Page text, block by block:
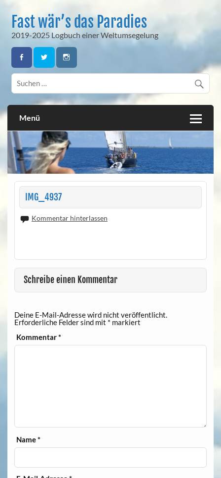
contentFast wär’s das Paradies
2019-2025 Logbuch einer Weltumsegelung
Menü
IMG_4937
Kommentar hinterlassen
Schreibe einen Kommentar
Deine E-Mail-Adresse wird nicht veröffentlicht.
Erforderliche Felder sind mit * markiert
Kommentar*
Name*